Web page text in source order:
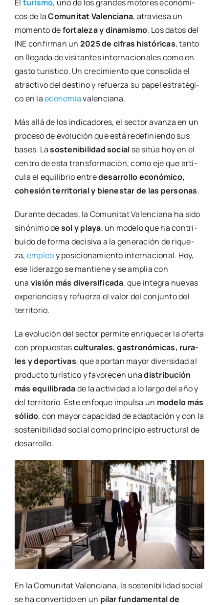
El turis­mo, uno de los gran­des moto­res eco­nó­mi­
cos de laComu­ni­tat Valen­cia­na, atra­vie­sa un
momen­to defor­ta­le­za y dina­mis­mo. Los datos del
INE con­fir­man un 2025 de cifras his­tó­ri­cas, tan­to
en lle­ga­da de visi­tan­tes inter­na­cio­na­les como en
gas­to turís­ti­co. Un cre­ci­mien­to que con­so­li­da el
atrac­ti­vo del des­tino y refuer­za su papel estra­té­gi­
co en laeco­no­míavalen­cia­na.
Más allá de los indi­ca­do­res, el sec­tor avan­za en un
pro­ce­so de evo­lu­ción que está rede­fi­nien­do sus
bases. Lasos­te­ni­bi­li­dad social se sitúa hoy en el
cen­tro de esta trans­for­ma­ción, como eje que arti­
cu­la el equi­li­brio entredesa­rro­llo eco­nó­mi­co,
cohe­sión terri­to­rial y bien­es­tar de las per­so­nas.
Duran­te déca­das, la Comu­ni­tat Valen­cia­na ha sido
sinó­ni­mo desol y pla­ya, un mode­lo que ha con­tri­
bui­do de for­ma deci­si­va a la gene­ra­ción de rique­
za, empleoy posi­cio­na­mien­to inter­na­cio­nal. Hoy,
ese lide­raz­go se man­tie­ne y se amplía con
una visión más diver­si­fi­ca­da, que inte­gra nue­vas
expe­rien­cias y refuer­za el valor del con­jun­to del
terri­to­rio.
La evo­lu­ción del sec­tor per­mi­te enri­que­cer la ofer­ta
con pro­pues­tascul­tu­ra­les, gas­tro­nó­mi­cas, rura­
les y depor­ti­vas, que apor­tan mayor diver­si­dad al
pro­duc­to turís­ti­co y favo­re­cen unadis­tri­bu­ción
más equi­li­bra­dade la acti­vi­dad a lo lar­go del año y
del terri­to­rio. Este enfo­que impul­sa un mode­lo más
sóli­do, con mayor capa­ci­dad de adap­ta­ción y con la
sos­te­ni­bi­li­dad social como prin­ci­pio estruc­tu­ral de
desa­rro­llo.
En la Comu­ni­tat Valen­cia­na, la sos­te­ni­bi­li­dad social
se ha con­ver­ti­do en un pilar fun­da­men­tal de